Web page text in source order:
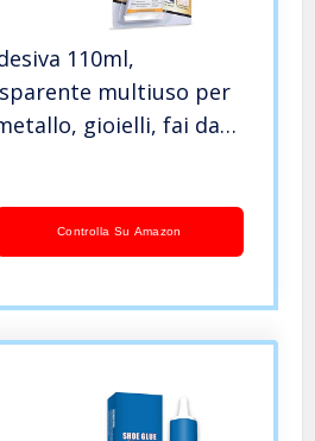
110ml,
multiuso per
gioielli, fai da
Controlla Su Amazon